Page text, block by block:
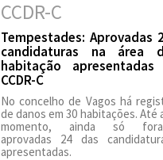
Tempestades: Aprovadas
candidaturas na área
habitação apresentadas
CCDR-C
No concelho de Vagos há
de danos em 30 habitações. Até
momento, ainda só
aprovadas 24 das
apresentadas.